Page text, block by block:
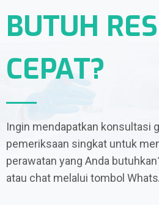
BUTUH
CEPAT?
Ingin mendapatkan konsultasi
pemeriksaan singkat untuk
perawatan yang Anda
atau chat melalui tombol